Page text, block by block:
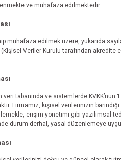
ve muhafaza edilmektedir.
muhafaza edilmek üzere, yukarıda
Veriler Kurulu tarafından
veri tabanında ve sistemlerde
Firmamız, kişisel verilerinizin
erişim yönetimi gibi yazılımsal
durum derhal, yasal düzenlemeye